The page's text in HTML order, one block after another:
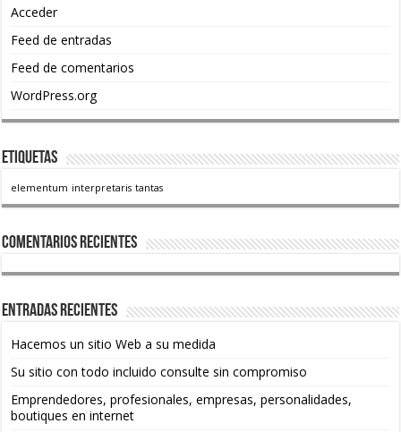
Acceder
Feed de entradas
Feed de comentarios
WordPress.org
Etiquetas
elementum interpretaris tantas
Comentarios recientes
Entradas recientes
Hacemos un sitio Web a su medida
Su sitio con todo incluido consulte sin compromiso
Emprendedores, profesionales, empresas, personalidades,
boutiques en internet